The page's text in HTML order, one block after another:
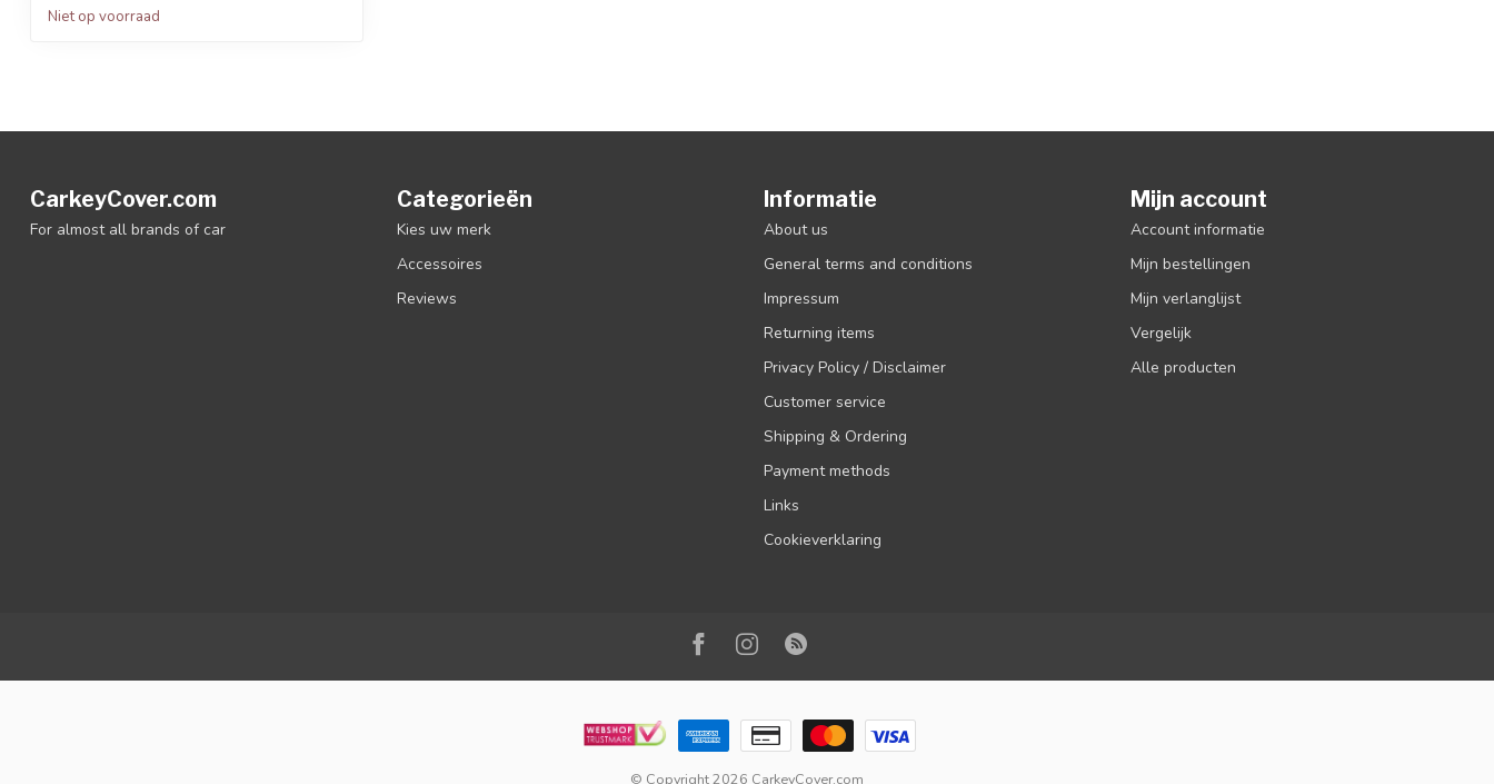
Niet op voorraad
CarkeyCover.com
For almost all brands of car
Categorieën
Kies uw merk
Accessoires
Reviews
Informatie
About us
General terms and conditions
Impressum
Returning items
Privacy Policy / Disclaimer
Customer service
Shipping & Ordering
Payment methods
Links
Cookieverklaring
Mijn account
Account informatie
Mijn bestellingen
Mijn verlanglijst
Vergelijk
Alle producten
© Copyright 2026 CarkeyCover.com